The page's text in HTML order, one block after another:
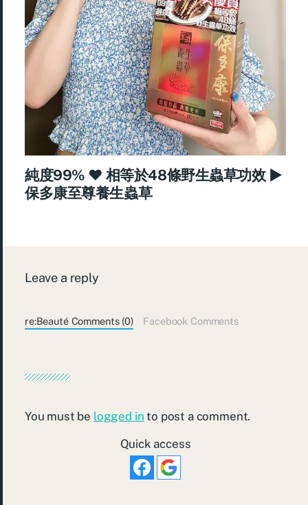
純度99% ♥ 相等於48條野生蟲草功效 ►
保多康至尊養生蟲草
Leave a reply
re:Beauté Comments (0) Facebook Comments
You must be logged in to post a comment.
Quick access